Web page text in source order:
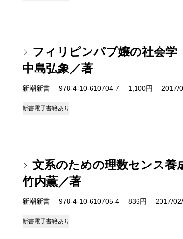
フィリピンパブ嬢の社会学
中島弘象／著
新潮新書 978-4-10-610704-7 1,100円 2017/
新書電子書籍あり
文系のための理数センス養
竹内薫／著
新潮新書 978-4-10-610705-4 836円 2017/02/
新書電子書籍あり